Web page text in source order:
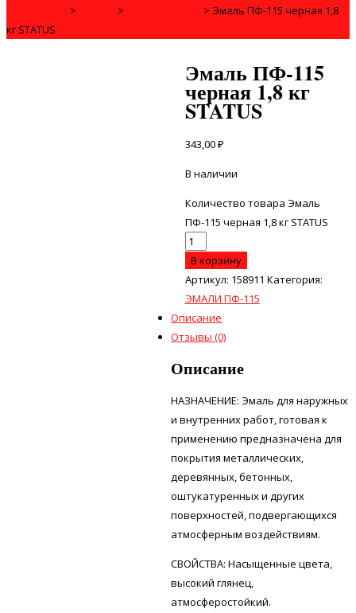
> > > Эмаль ПФ-115 черная 1,8
кг STATUS
Эмаль ПФ-115
черная 1,8 кг
STATUS
343,00₽
В наличии
Количество товара Эмаль
ПФ-115 черная 1,8 кг STATUS
В корзину
Артикул: 158911 Категория:
ЭМАЛИ ПФ-115
Описание
Отзывы (0)
Описание
НАЗНАЧЕНИЕ: Эмаль для наружных
и внутренних работ, готовая к
применению предназначена для
покрытия металлических,
деревянных, бетонных,
оштукатуренных и других
поверхностей, подвергающихся
атмосферным воздействиям.
СВОЙСТВА: Насыщенные цвета,
высокий глянец,
атмосферостойкий.